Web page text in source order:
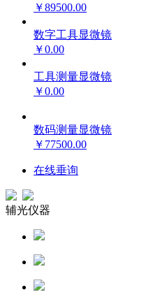
￥89500.00
数字工具显微镜
￥0.00
工具测量显微镜
￥0.00
数码测量显微镜
￥77500.00
在线垂询
辅光仪器